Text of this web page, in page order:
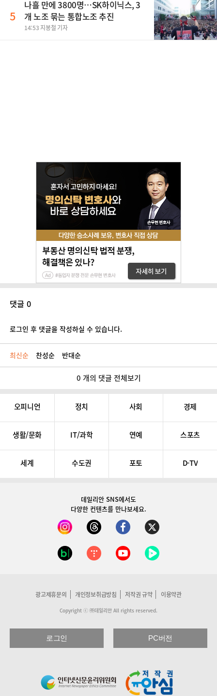
5
나흘 만에 3800명…SK하이닉스, 3
개 노조 묶는 통합노조 추진
14:53 지봉철 기자
댓글 0
로그인 후 댓글을 작성하실 수 있습니다.
최신순 찬성순 반대순
0 개의 댓글 전체보기
오피니언 정치 사회 경제
생활/문화 IT/과학 연예 스포츠
세계 수도권 포토 D-TV
데일리안 SNS에서도
다양한 컨텐츠를 만나보세요.
광고제휴문의 개인정보취급방침 저작권 규약 이용약관
Copyright ⓒ ㈜데일리안 All rights reserved.
로그인 PC버전